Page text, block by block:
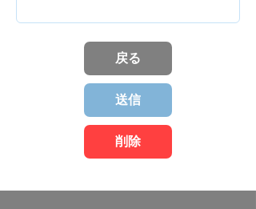
戻る
送信
削除